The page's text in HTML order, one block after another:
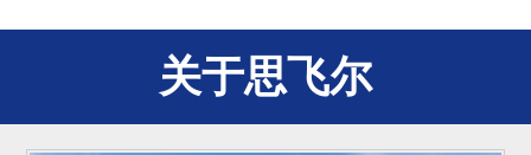
关于思飞尔